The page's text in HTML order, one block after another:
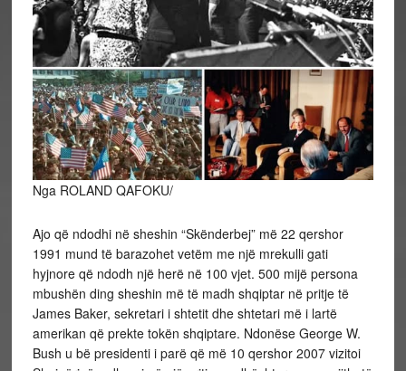
Nga ROLAND QAFOKU/
Ajo që ndodhi në sheshin “Skënderbej” më 22 qershor
1991 mund të barazohet vetëm me një mrekulli gati
hyjnore që ndodh një herë në 100 vjet. 500 mijë persona
mbushën ding sheshin më të madh shqiptar në pritje të
James Baker, sekretari i shtetit dhe shtetari më i lartë
amerikan që prekte tokën shqiptare. Ndonëse George W.
Bush u bë presidenti i parë që më 10 qershor 2007 vizitoi